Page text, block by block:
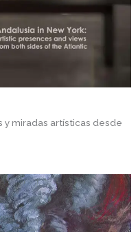
y miradas artísticas desde